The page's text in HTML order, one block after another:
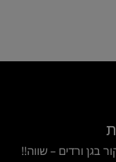
בגן ורדים – שווה!!